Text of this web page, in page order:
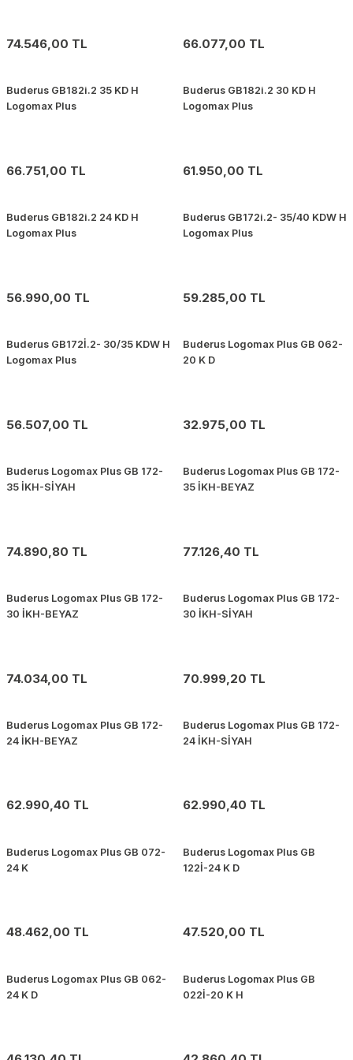
74.546,00 TL 66.077,00 TL
Buderus GB182i.2 35 KD H
Logomax Plus
66.751,00 TL
Buderus GB182i.2 30 KD H
Logomax Plus
61.950,00 TL
Buderus GB182i.2 24 KD H
Logomax Plus
56.990,00 TL
Buderus GB172i.2- 35/40 KDW H
Logomax Plus
59.285,00 TL
Buderus GB172İ.2- 30/35 KDW H
Logomax Plus
56.507,00 TL
Buderus Logomax Plus GB 062-
20 K D
32.975,00 TL
Buderus Logomax Plus GB 172-
35 İKH-SİYAH
74.890,80 TL
Buderus Logomax Plus GB 172-
35 İKH-BEYAZ
77.126,40 TL
Buderus Logomax Plus GB 172-
30 İKH-BEYAZ
74.034,00 TL
Buderus Logomax Plus GB 172-
30 İKH-SİYAH
70.999,20 TL
Buderus Logomax Plus GB 172-
24 İKH-BEYAZ
62.990,40 TL
Buderus Logomax Plus GB 172-
24 İKH-SİYAH
62.990,40 TL
Buderus Logomax Plus GB 072-
24 K
48.462,00 TL
Buderus Logomax Plus GB
122İ-24 K D
47.520,00 TL
Buderus Logomax Plus GB 062-
24 K D
Buderus Logomax Plus GB
022İ-20 K H